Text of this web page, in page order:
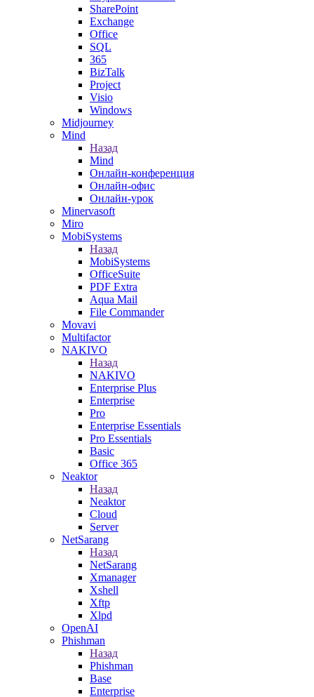
SharePoint
Exchange
Office
SQL
365
BizTalk
Project
Visio
Windows
Midjourney
Mind
Назад
Mind
Онлайн-конференция
Онлайн-офис
Онлайн-урок
Minervasoft
Miro
MobiSystems
Назад
MobiSystems
OfficeSuite
PDF Extra
Aqua Mail
File Commander
Movavi
Multifactor
NAKIVO
Назад
NAKIVO
Enterprise Plus
Enterprise
Pro
Enterprise Essentials
Pro Essentials
Basic
Office 365
Neaktor
Назад
Neaktor
Cloud
Server
NetSarang
Назад
NetSarang
Xmanager
Xshell
Xftp
Xlpd
OpenAI
Phishman
Назад
Phishman
Base
Enterprise